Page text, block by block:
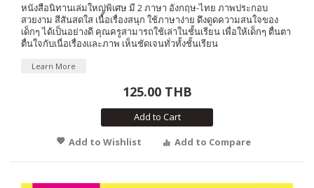
หนังสือนิทานเล่มใหญ่พิเศษ มี 2 ภาษา อังกฤษ-ไทย ภาพประกอบ
สวยงาม สีสันสดใส เนื้อเรื่องสนุก ใช้ภาษาง่าย ดึงดูดความสนใจของ
เด็กๆ ได้เป็นอย่างดี คุณครูสามารถใช้เล่าในชั้นเรียน เพื่อให้เด็กๆ ตื่นตา
ตื่นใจกับเนื่อเรื่องและภาพ เห็นชัดเจนทั่วทั้งชั้นเรียน
Learn More
125.00 THB
Add to Cart
Add to Wishlist
Add to Compare